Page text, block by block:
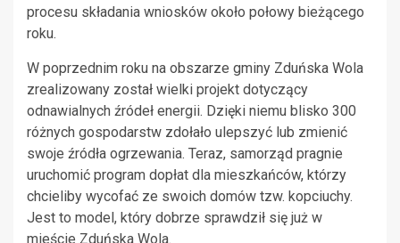
procesu składania wniosków około połowy bieżącego
roku.
W poprzednim roku na obszarze gminy Zduńska Wola
zrealizowany został wielki projekt dotyczący
odnawialnych źródeł energii. Dzięki niemu blisko 300
różnych gospodarstw zdołało ulepszyć lub zmienić
swoje źródła ogrzewania. Teraz, samorząd pragnie
uruchomić program dopłat dla mieszkańców, którzy
chcieliby wycofać ze swoich domów tzw. kopciuchy.
Jest to model, który dobrze sprawdził się już w
mieście Zduńska Wola.